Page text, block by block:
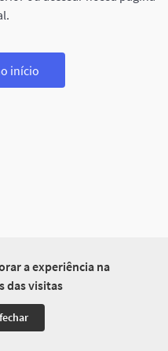
a experiência na
das visitas
início